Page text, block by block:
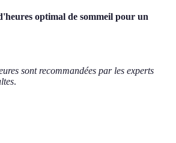
optimal de sommeil pour un
sont recommandées par les experts
.